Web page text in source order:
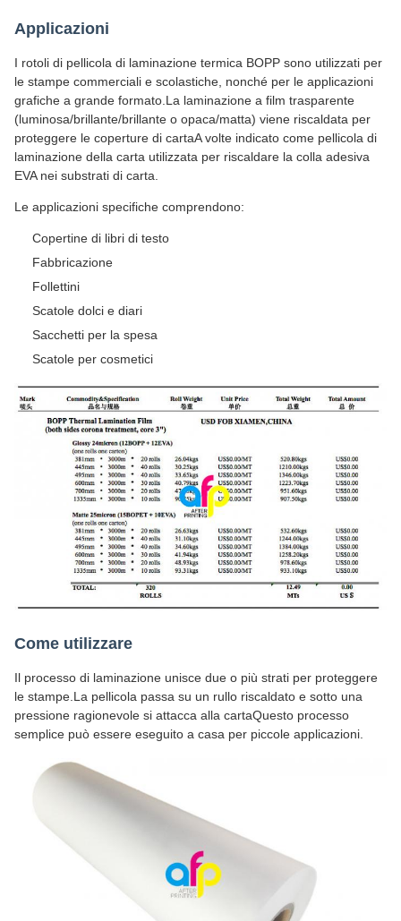
Applicazioni
I rotoli di pellicola di laminazione termica BOPP sono utilizzati per
le stampe commerciali e scolastiche, nonché per le applicazioni
grafiche a grande formato.La laminazione a film trasparente
(luminosa/brillante/brillante o opaca/matta) viene riscaldata per
proteggere le coperture di cartaA volte indicato come pellicola di
laminazione della carta utilizzata per riscaldare la colla adesiva
EVA nei substrati di carta.
Le applicazioni specifiche comprendono:
Copertine di libri di testo
Fabbricazione
Follettini
Scatole dolci e diari
Sacchetti per la spesa
Scatole per cosmetici
Come utilizzare
Il processo di laminazione unisce due o più strati per proteggere
le stampe.La pellicola passa su un rullo riscaldato e sotto una
pressione ragionevole si attacca alla cartaQuesto processo
semplice può essere eseguito a casa per piccole applicazioni.